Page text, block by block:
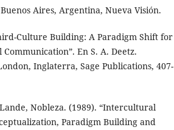
Aires, Argentina, Nueva Visión.
Culture Building: A Paradigm Shift for
En S. A. Deetz.
Inglaterra, Sage Publications, 407-
Nobleza. (1989). “Intercultural
Paradigm Building and